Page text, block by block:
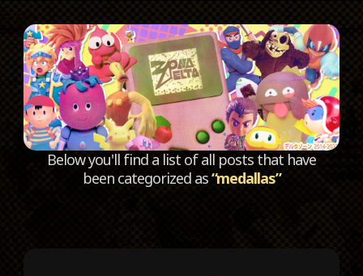
Below you'll find a list of all posts that have
been categorized as“medallas”